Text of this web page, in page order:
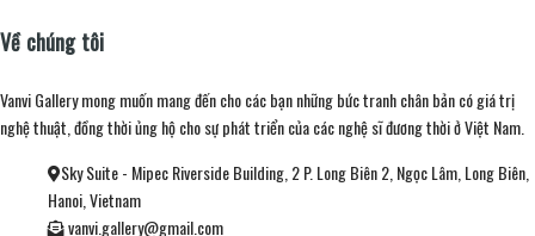
Về chúng tôi
Vanvi Gallery mong muốn mang đến cho các bạn những bức tranh chân bản có giá trị
nghệ thuật, đồng thời ủng hộ cho sự phát triển của các nghệ sĩ đương thời ở Việt Nam.
Sky Suite - Mipec Riverside Building, 2 P. Long Biên 2, Ngọc Lâm, Long Biên,
Hanoi, Vietnam
vanvi.gallery@gmail.com